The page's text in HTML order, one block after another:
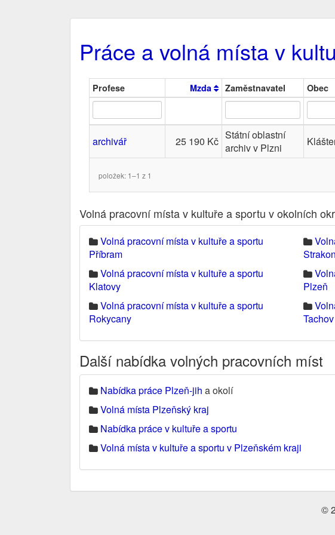
Práce a volná místa v
Profese Mzda Zaměstnavatel Obec
archivář 25 190 Kč Státní oblastní
archiv v Plzni
položek: 1–1 z 1
Volná pracovní místa v kultuře a sportu v okolních
Volná pracovní místa v kultuře a sportu
Příbram
Volná pracovní místa v kultuře a sportu
Klatovy
Plzeň
Volná pracovní místa v kultuře a sportu
Rokycany
Tachov
Další nabídka volných pracovních míst
Nabídka práce Plzeň-jih a okolí
Volná místa Plzeňský kraj
Nabídka práce v kultuře a sportu
Volná místa v kultuře a sportu v Plzeňském kraji
©